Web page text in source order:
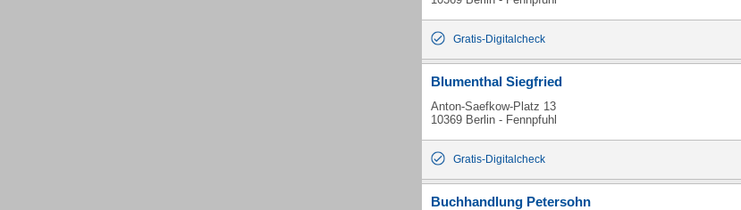
Gratis-Digitalcheck
Blumenthal Siegfried
Anton-Saefkow-Platz 13
10369 Berlin - Fennpfuhl
Gratis-Digitalcheck
Buchhandlung Petersohn